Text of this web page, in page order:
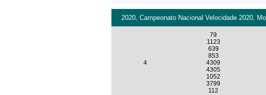
2020, Campeonato Nacional Velocidade 2020,
4
79
1123
639
853
4309
4305
1052
3799
112